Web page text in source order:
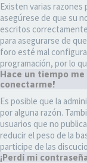
Existen varias
asegúrese de que su
escritos
para asegurarse de
foro esté mal
programación, por lo
Hace un tiempo me
conectarme!
Es posible que la
por alguna razón.
usuarios que no
reducir el peso de la
participe de las
¡Perdí mi